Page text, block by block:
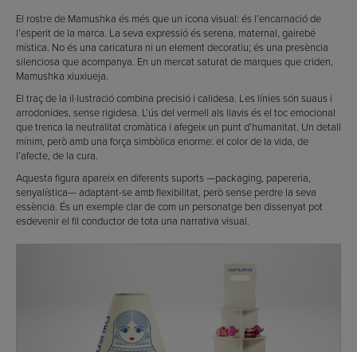
El rostre de Mamushka és més que un icona visual: és l’encarnació de
l’esperit de la marca. La seva expressió és serena, maternal, gairebé
mística. No és una caricatura ni un element decoratiu; és una presència
silenciosa que acompanya. En un mercat saturat de marques que criden,
Mamushka xiuxiueja.
El traç de la il·lustració combina precisió i calidesa. Les línies són suaus i
arrodonides, sense rigidesa. L’ús del vermell als llavis és el toc emocional
que trenca la neutralitat cromàtica i afegeix un punt d’humanitat. Un detall
mínim, però amb una força simbòlica enorme: el color de la vida, de
l’afecte, de la cura.
Aquesta figura apareix en diferents suports —packaging, papereria,
senyalística— adaptant-se amb flexibilitat, però sense perdre la seva
essència. És un exemple clar de com un personatge ben dissenyat pot
esdevenir el fil conductor de tota una narrativa visual.